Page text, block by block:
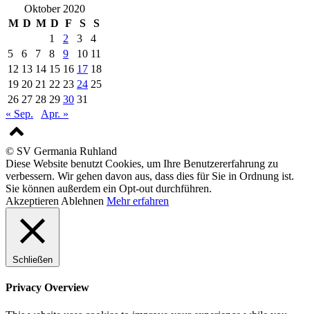
Oktober 2020
M D M D F S
S
1
2 3
4
5
6 7 8 9 10 11
12 13 14 15 16 17 18
19 20 21 22 23 24 25
26 27 28 29 30 31
« Sep.
Apr. »
© SV Germania Ruhland
Diese Website benutzt Cookies, um Ihre Benutzererfahrung zu
verbessern. Wir gehen davon aus, dass dies für Sie in Ordnung ist.
Sie können außerdem ein Opt-out durchführen.
Akzeptieren Ablehnen Mehr erfahren
Schließen
Privacy Overview